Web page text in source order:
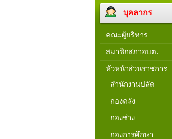
บุคลากร
คณะผู้บริหาร
สมาชิกสภาอบต.
หัวหน้าส่วนราชการ
สำนักงานปลัด
กองคลัง
กองช่าง
กองการศึกษา